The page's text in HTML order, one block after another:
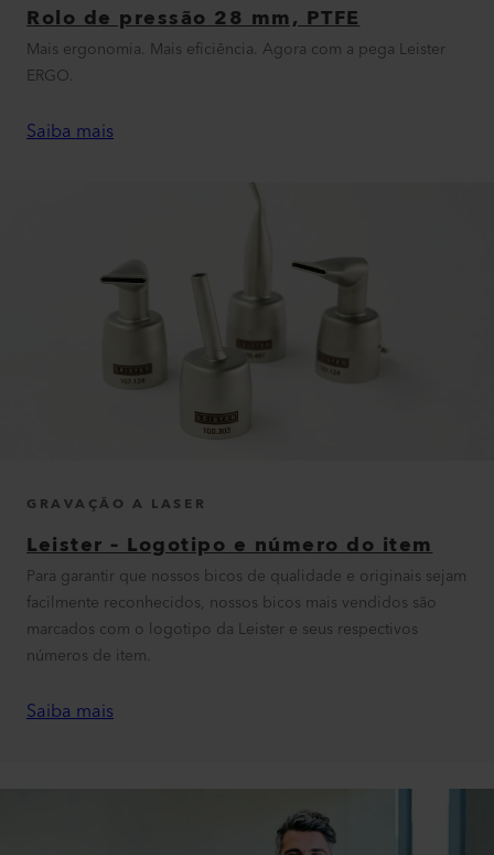
Rolo de pressão 28 mm, PTFE
Mais ergonomia. Mais eficiência. Agora com a pega Leister
ERGO.
Saiba mais
GRAVAÇÃO A LASER
Leister – Logotipo e número do item
Para garantir que nossos bicos de qualidade e originais sejam
facilmente reconhecidos, nossos bicos mais vendidos são
marcados com o logotipo da Leister e seus respectivos
números de item.
Saiba mais